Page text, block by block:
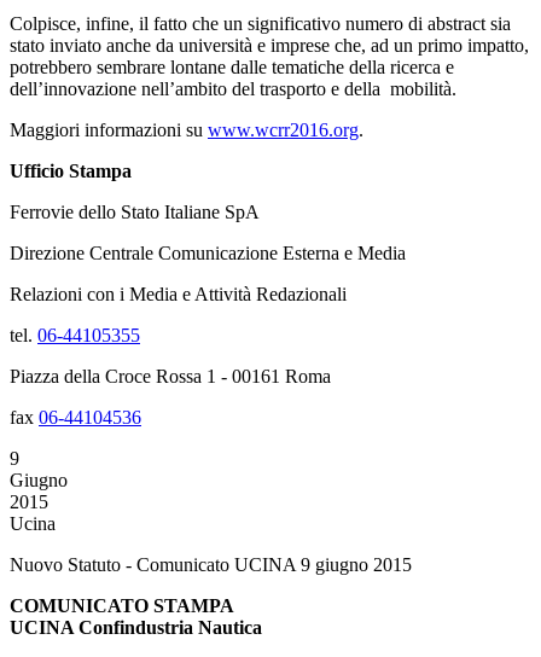
Colpisce, infine, il fatto che un significativo numero di abstract sia
stato inviato anche da università e imprese che, ad un primo impatto,
potrebbero sembrare lontane dalle tematiche della ricerca e
dell’innovazione nell’ambito del trasporto e della mobilità.
Maggiori informazioni su www.wcrr2016.org.
Ufficio Stampa
Ferrovie dello Stato Italiane SpA
Direzione Centrale Comunicazione Esterna e Media
Relazioni con i Media e Attività Redazionali
tel. 06-44105355
Piazza della Croce Rossa 1 - 00161 Roma
fax 06-44104536
9
Giugno
2015
Ucina
Nuovo Statuto - Comunicato UCINA 9 giugno 2015
COMUNICATO STAMPA
UCINA Confindustria Nautica